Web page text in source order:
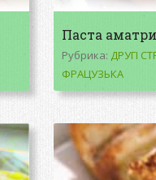
Паста
Рубрика: ДРУГІ
ФРАЦУЗЬКА